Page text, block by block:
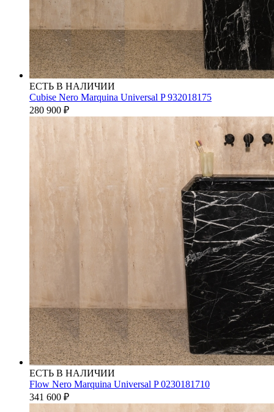
ЕСТЬ В НАЛИЧИИ
Cubise Nero Marquina Universal P 932018175
280 900 ₽
ЕСТЬ В НАЛИЧИИ
Flow Nero Marquina Universal P 0230181710
341 600 ₽